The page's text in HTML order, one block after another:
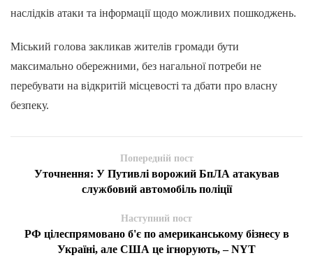
наслідків атаки та інформації щодо можливих пошкоджень.
Міський голова закликав жителів громади бути
максимально обережними, без нагальної потреби не
перебувати на відкритій місцевості та дбати про власну
безпеку.
Попередній пост
Уточнення: У Путивлі ворожий БпЛА атакував
службовий автомобіль поліції
Наступний пост
РФ цілеспрямовано б'є по американському бізнесу в
Україні, але США це ігнорують, – NYT